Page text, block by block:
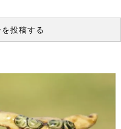
投稿する